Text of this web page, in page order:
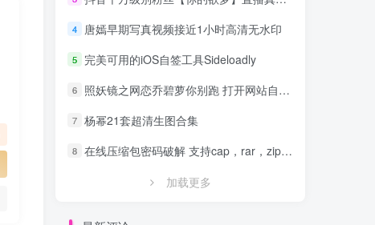
4 唐嫣早期写真视频接近1小时高清无水印
5 完美可用的iOS自签工具Sideloadly
6 照妖镜之网恋乔碧萝你别跑 打开网站自动拍照源码
7 杨幂21套超清生图合集
8 在线压缩包密码破解 支持cap，rar，zip，7z，excel，ppt，word，office等文件
加载更多